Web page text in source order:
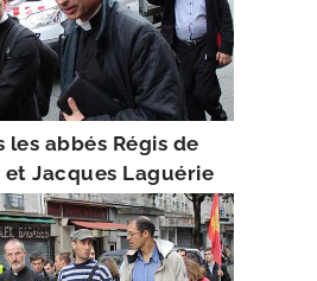
les abbés Régis de
Jacques Laguérie